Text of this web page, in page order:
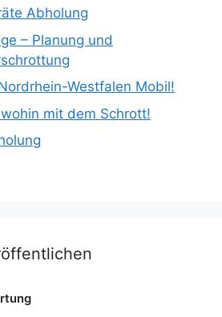
Abholung
– Planung und
Westfalen Mobil!
mit dem Schrott!